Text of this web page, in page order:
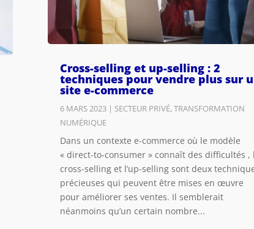
Cross-selling et up-selling : 2
techniques pour vendre plus sur
site e-commerce
6 MARS 2023| SECTEUR PRIVÉ,TRANSFORMATION
NUMÉRIQUE
Dans un contexte e-commerce où le modèle
« direct-to-consumer » connaît des difficultés ,
cross-selling et l’up-selling sont deux
précieuses qui peuvent être mises en œuvre
pour améliorer ses ventes. Il semblerait
néanmoins qu’un certain nombre...